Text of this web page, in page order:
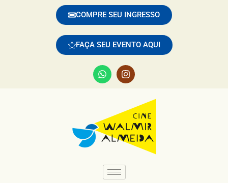
COMPRE SEU INGRESSO
FAÇA SEU EVENTO AQUI